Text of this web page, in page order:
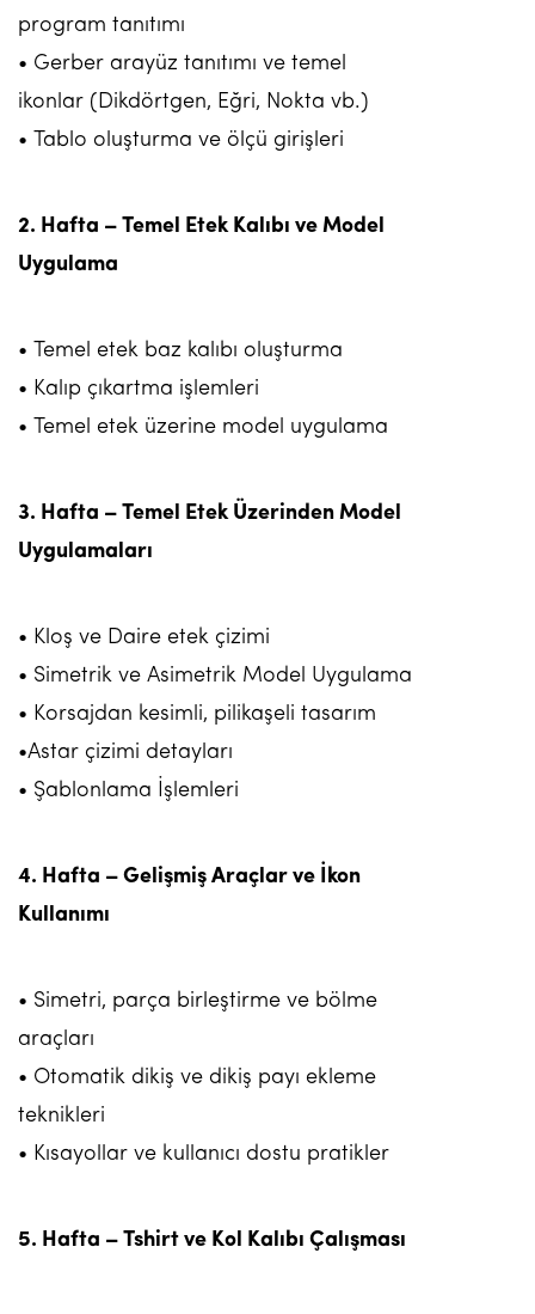
program tanıtımı
• Gerber arayüz tanıtımı ve temel
ikonlar (Dikdörtgen, Eğri, Nokta vb.)
• Tablo oluşturma ve ölçü girişleri
2. Hafta – Temel Etek Kalıbı ve Model
Uygulama
• Temel etek baz kalıbı oluşturma
• Kalıp çıkartma işlemleri
• Temel etek üzerine model uygulama
3. Hafta – Temel Etek Üzerinden Model
Uygulamaları
• Kloş ve Daire etek çizimi
• Simetrik ve Asimetrik Model Uygulama
• Korsajdan kesimli, pilikaşeli tasarım
•Astar çizimi detayları
• Şablonlama İşlemleri
4. Hafta – Gelişmiş Araçlar ve İkon
Kullanımı
• Simetri, parça birleştirme ve bölme
araçları
• Otomatik dikiş ve dikiş payı ekleme
teknikleri
• Kısayollar ve kullanıcı dostu pratikler
5. Hafta – Tshirt ve Kol Kalıbı Çalışması